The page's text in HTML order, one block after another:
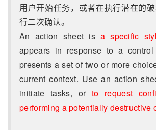
用户开始任务，或者在执行潜在的
行二次确认。
An action sheet is a specific
appears in response to a
presents a set of two or more
current context. Use an action
initiate tasks, or to request
performing a potentially destructive